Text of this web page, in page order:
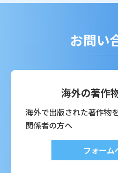
お問い
海外の著作
海外で出版された著作物
関係者の方へ
フォーム